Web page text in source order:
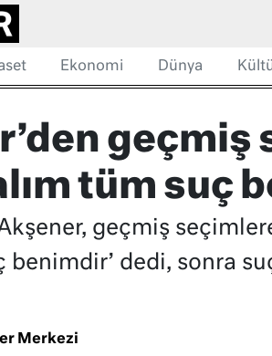
Ekonomi Dünya
geçmiş
tüm suç
geçmiş
benimdir’ dedi, sonra
Merkezi